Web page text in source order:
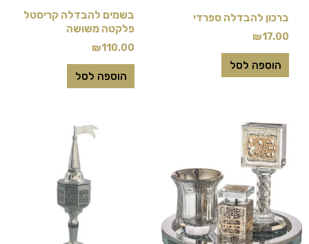
ברכון להבדלה ספרדי
₪17.00
הוספה לסל
בשמים להבדלה קריסטל
פלקטה משושה
₪110.00
הוספה לסל